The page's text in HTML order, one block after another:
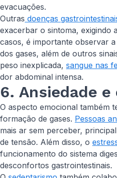
evacuações.
Outras doenças
exacerbar o sintoma, exigindo
casos, é importante observar
dos gases, além de outros
peso inexplicada, sangue nas
dor abdominal intensa.
6. Ansiedade
O aspecto emocional também
formação de gases. Pessoas
mais ar sem perceber,
de tensão. Além disso, o
funcionamento do sistema
desconfortos gastrointestinais.